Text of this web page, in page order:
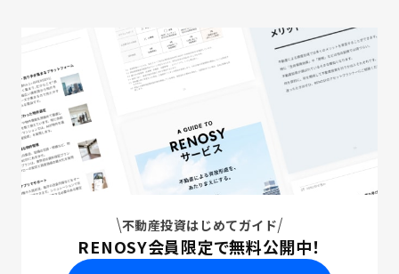
不動産投資はじめてガイド
RENOSY会員限定で無料公開中！